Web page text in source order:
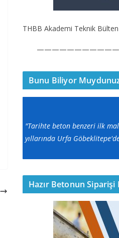
THBB Akademi Teknik
Bunu Biliyor
"Tarihte beton benzeri ilk
yıllarında Urfa
Hazır Betonun Siparişi